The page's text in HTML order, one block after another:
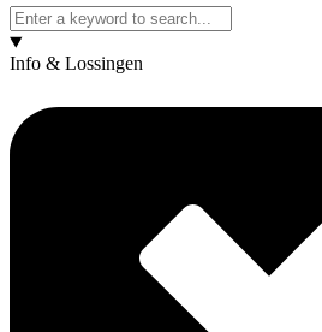
Info & Lossingen